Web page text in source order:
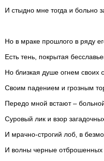
И стыдно мне тогда и больно
Но в мраке прошлого в ряду
Есть тень, покрытая
Но близкая душе огнем своих
Своим падением и грозным
Передо мной встают –
Суровый лик и взор
И мрачно-строгий лоб, в
И волны черные отброшенных